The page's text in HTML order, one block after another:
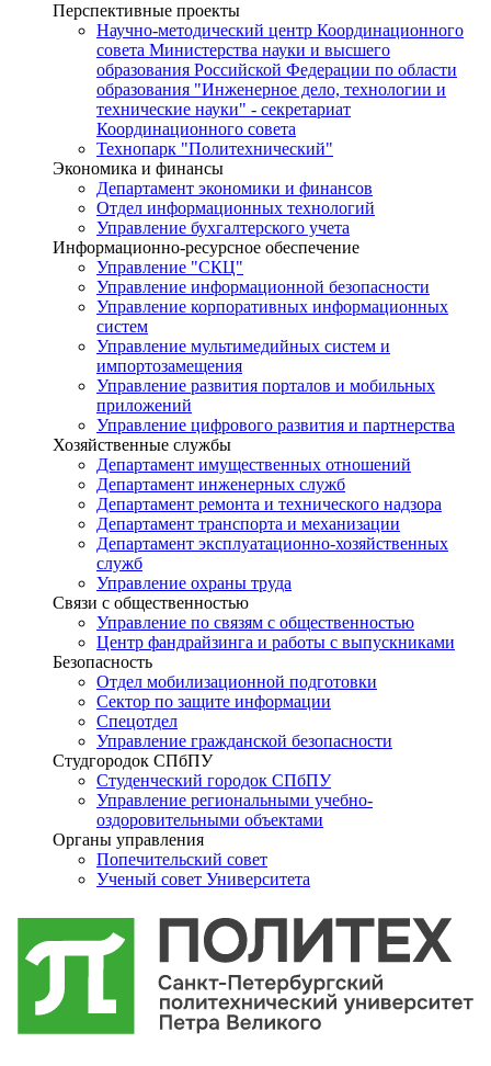
Перспективные проекты
Научно-методический центр Координационного
совета Министерства науки и высшего
образования Российской Федерации по области
образования "Инженерное дело, технологии и
технические науки" - секретариат
Координационного совета
Технопарк "Политехнический"
Экономика и финансы
Департамент экономики и финансов
Отдел информационных технологий
Управление бухгалтерского учета
Информационно-ресурсное обеспечение
Управление "СКЦ"
Управление информационной безопасности
Управление корпоративных информационных
систем
Управление мультимедийных систем и
импортозамещения
Управление развития порталов и мобильных
приложений
Управление цифрового развития и партнерства
Хозяйственные службы
Департамент имущественных отношений
Департамент инженерных служб
Департамент ремонта и технического надзора
Департамент транспорта и механизации
Департамент эксплуатационно-хозяйственных
служб
Управление охраны труда
Связи с общественностью
Управление по связям с общественностью
Центр фандрайзинга и работы с выпускниками
Безопасность
Отдел мобилизационной подготовки
Сектор по защите информации
Спецотдел
Управление гражданской безопасности
Студгородок СПбПУ
Студенческий городок СПбПУ
Управление региональными учебно-
оздоровительными объектами
Органы управления
Попечительский совет
Ученый совет Университета